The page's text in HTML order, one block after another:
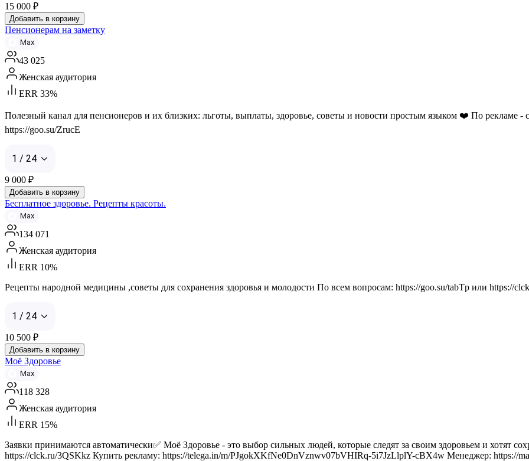
15 000 ₽
Добавить в корзину
Пенсионерам на заметку
Max
43 025
Женская аудитория
ERR 33%
Полезный канал для пенсионеров и их близких: льготы, выплаты, здоровье, советы и новости простым языком ❤️ По рекламе
https://goo.su/ZrucE
1 / 24
9 000 ₽
Добавить в корзину
Бесплатное здоровье. Рецепты красоты.
Max
134 071
Женская аудитория
ERR 10%
Рецепты народной медицины ,советы для сохранения здоровья и молодости По всем вопросам: https://goo.su/tabTp или https://
1 / 24
10 500 ₽
Добавить в корзину
Моё Здоровье
Max
118 328
Женская аудитория
ERR 15%
Заявки принимаются автоматически✅ Моё Здоровье - это выбор сильных людей, которые следят за своим здоровьем и хотят
https://clck.ru/3QSKkz Купить рекламу: https://telega.in/m/PJgokXKfNe0DnVznwv07bVHIRq-5i7JzLlplY-cBX4w Менеджер: https://